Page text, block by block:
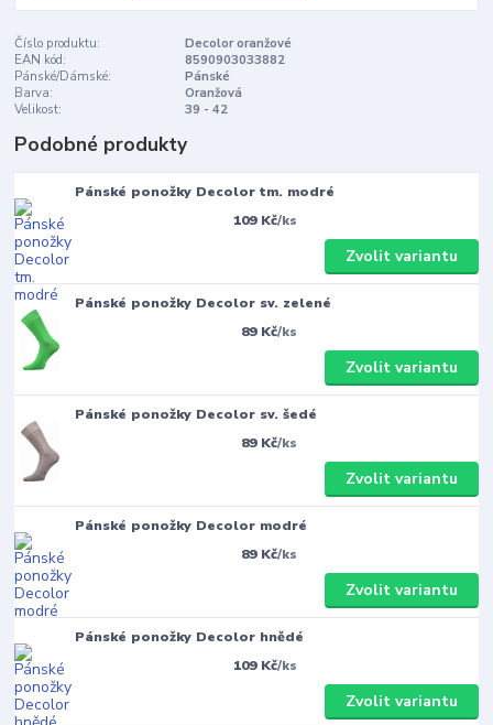
Číslo produktu:
Decolor oranžové
EAN kód:
8590903033882
Pánské/Dámské:
Pánské
Barva:
Oranžová
Velikost:
39 - 42
Podobné produkty
Pánské ponožky Decolor tm. modré
109 Kč/ks
Zvolit variantu
Pánské ponožky Decolor sv. zelené
89 Kč/ks
Zvolit variantu
Pánské ponožky Decolor sv. šedé
89 Kč/ks
Zvolit variantu
Pánské ponožky Decolor modré
89 Kč/ks
Zvolit variantu
Pánské ponožky Decolor hnědé
109 Kč/ks
Zvolit variantu